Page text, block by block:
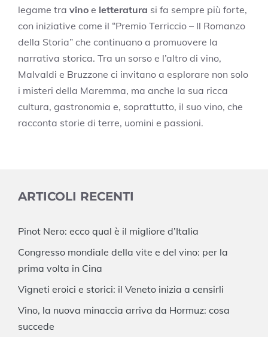
legame tra vino e letteratura si fa sempre più forte,
con iniziative come il “Premio Terriccio – Il Romanzo
della Storia” che continuano a promuovere la
narrativa storica. Tra un sorso e l’altro di vino,
Malvaldi e Bruzzone ci invitano a esplorare non solo
i misteri della Maremma, ma anche la sua ricca
cultura, gastronomia e, soprattutto, il suo vino, che
racconta storie di terre, uomini e passioni.
ARTICOLI RECENTI
Pinot Nero: ecco qual è il migliore d’Italia
Congresso mondiale della vite e del vino: per la
prima volta in Cina
Vigneti eroici e storici: il Veneto inizia a censirli
Vino, la nuova minaccia arriva da Hormuz: cosa
succede